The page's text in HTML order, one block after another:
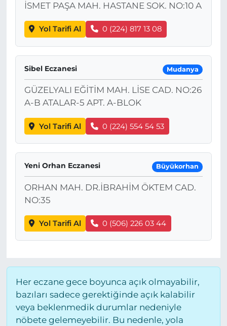
İSMET PAŞA MAH. HASTANE SOK. NO:10 A
Yol Tarifi Al 0 (224) 817 13 08
Sibel Eczanesi Mudanya
GÜZELYALI EĞİTİM MAH. LİSE CAD. NO:26
A-B ATALAR-5 APT. A-BLOK
Yol Tarifi Al 0 (224) 554 54 53
Yeni Orhan Eczanesi Büyükorhan
ORHAN MAH. DR.İBRAHİM ÖKTEM CAD.
NO:35
Yol Tarifi Al 0 (506) 226 03 44
Her eczane gece boyunca açık olmayabilir,
bazıları sadece gerektiğinde açık kalabilir
veya beklenmedik durumlar nedeniyle
nöbete gelemeyebilir. Bu nedenle, yola